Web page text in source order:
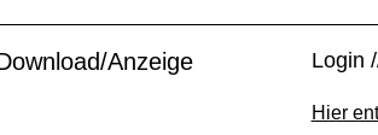
Anzeige Login
Hier